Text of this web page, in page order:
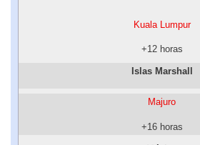
Kuala Lumpur
+12 horas
Islas Marshall
Majuro
+16 horas